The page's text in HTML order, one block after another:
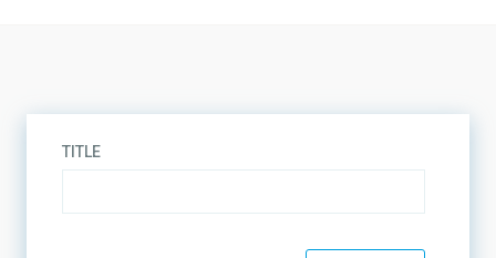
TITLE